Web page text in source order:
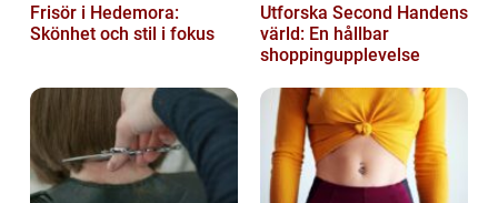
Frisör i Hedemora:
Skönhet och stil i fokus
Utforska Second Handens
värld: En hållbar
shoppingupplevelse